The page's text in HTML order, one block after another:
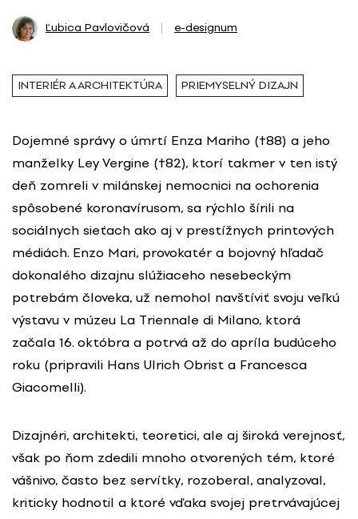
Ľubica Pavlovičová e-designum
INTERIÉR A ARCHITEKTÚRA PRIEMYSELNÝ DIZAJN
Dojemné správy o úmrtí Enza Mariho (†88) a jeho
manželky Ley Vergine (†82), ktorí takmer v ten istý
deň zomreli v milánskej nemocnici na ochorenia
spôsobené koronavírusom, sa rýchlo šírili na
sociálnych sieťach ako aj v prestížnych printových
médiách. Enzo Mari, provokatér a bojovný hľadač
dokonalého dizajnu slúžiaceho nesebeckým
potrebám človeka, už nemohol navštíviť svoju veľkú
výstavu v múzeu La Triennale di Milano, ktorá
začala 16. októbra a potrvá až do apríla budúceho
roku (pripravili Hans Ulrich Obrist a Francesca
Giacomelli).
Dizajnéri, architekti, teoretici, ale aj široká verejnosť,
však po ňom zdedili mnoho otvorených tém, ktoré
vášnivo, často bez servítky, rozoberal, analyzoval,
kriticky hodnotil a ktoré vďaka svojej pretrvávajúcej